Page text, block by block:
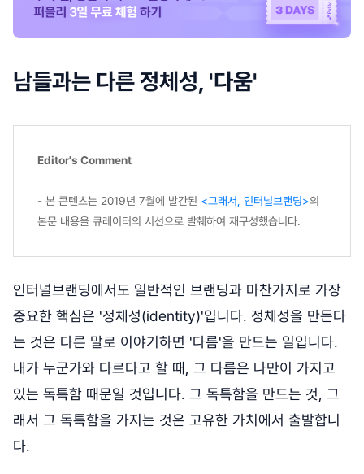
남들과는 다른 정체성, '다움'
Editor's Comment
- 본 콘텐츠는 2019년 7월에 발간된 <그래서, 인터널브랜딩>의
본문 내용을 큐레이터의 시선으로 발췌하여 재구성했습니다.
인터널브랜딩에서도 일반적인 브랜딩과 마찬가지로 가장
중요한 핵심은 '정체성(identity)'입니다. 정체성을 만든다
는 것은 다른 말로 이야기하면 '다름'을 만드는 일입니다.
내가 누군가와 다르다고 할 때, 그 다름은 나만이 가지고
있는 독특함 때문일 것입니다. 그 독특함을 만드는 것, 그
래서 그 독특함을 가지는 것은 고유한 가치에서 출발합니
다.